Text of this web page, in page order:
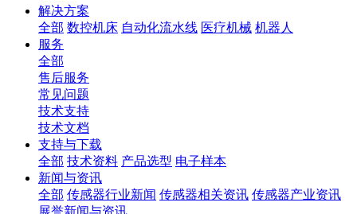
解决方案
全部 数控机床 自动化流水线 医疗机械 机器人
服务
全部
售后服务
常见问题
技术支持
技术文档
支持与下载
全部 技术资料 产品选型 电子样本
新闻与资讯
全部 传感器行业新闻 传感器相关资讯 传感器产业资讯
展誉新闻与资讯